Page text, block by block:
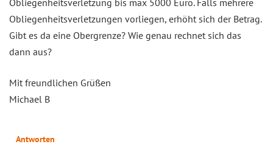
Obliegenheitsverletzungen vorliegen, erhöht sich der Betrag.
Gibt es da eine Obergrenze? Wie genau rechnet sich das
dann aus?
Mit freundlichen Grüßen
Michael B
Antworten